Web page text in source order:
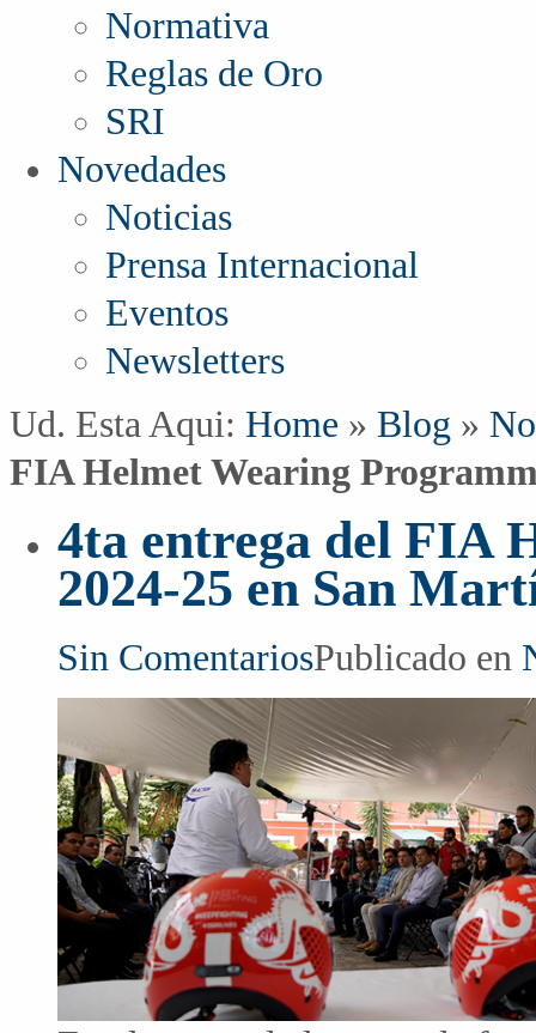
Normativa
Reglas de Oro
SRI
Novedades
Noticias
Prensa Internacional
Eventos
Newsletters
Ud. Esta Aqui: Home » Blog »
FIA Helmet Wearing
4ta entrega del FIA
2024-25 en San
Sin ComentariosPublicado en